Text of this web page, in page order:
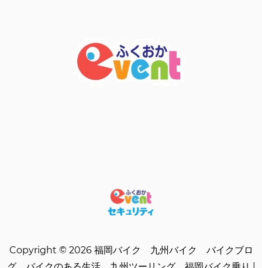
Copyright © 2026 福岡バイク 九州バイク バイクブロ